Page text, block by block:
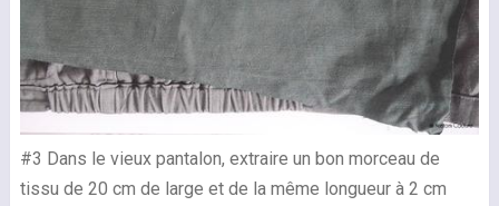
#3 Dans le vieux pantalon, extraire un bon morceau de
tissu de 20 cm de large et de la même longueur à 2 cm